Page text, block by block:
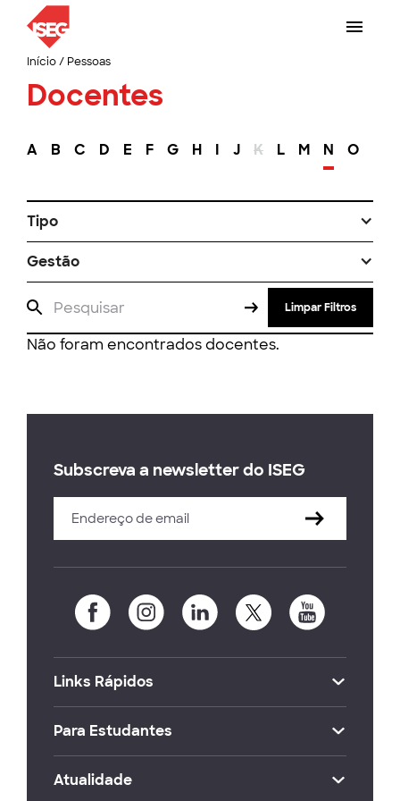
Início/ Pessoas
Docentes
A B C D E F G H I J K L M N O
Tipo
Gestão
Limpar Filtros
Não foram encontrados docentes.
Subscreva a newsletter do ISEG
Links Rápidos
Para Estudantes
Atualidade